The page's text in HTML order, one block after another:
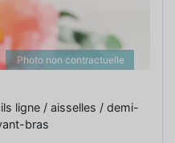
Photo non contractuelle
ligne / aisselles / demi-
bras